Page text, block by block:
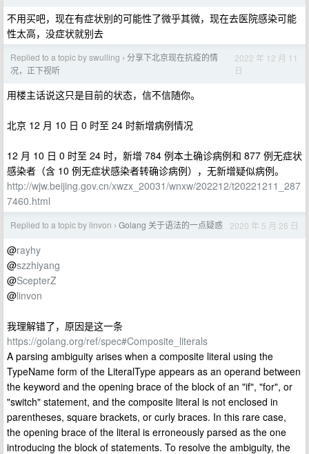
不用买吧，现在有症状别的可能性了微乎其微，现在去医院感染可能
性太高，没症状就别去
Replied to a topic by swulling › 分享下北京现在抗疫的情
况，正下视听
2022 年 12 月 11
日
用楼主话说这只是目前的状态，信不信随你。
北京 12 月 10 日 0 时至 24 时新增病例情况
12 月 10 日 0 时至 24 时，新增 784 例本土确诊病例和 877 例无症状
感染者（含 10 例无症状感染者转确诊病例），无新增疑似病例。
http://wjw.beijing.gov.cn/xwzx_20031/wnxw/202212/t20221211_287
7460.html
Replied to a topic by linvon › Golang 关于语法的一点疑惑 2020 年 5 月 26 日
@rayhy
@szzhiyang
@ScepterZ
@linvon
我理解错了，原因是这一条
https://golang.org/ref/spec#Composite_literals
A parsing ambiguity arises when a composite literal using the
TypeName form of the LiteralType appears as an operand between
the keyword and the opening brace of the block of an "if", "for", or
"switch" statement, and the composite literal is not enclosed in
parentheses, square brackets, or curly braces. In this rare case,
the opening brace of the literal is erroneously parsed as the one
introducing the block of statements. To resolve the ambiguity, the